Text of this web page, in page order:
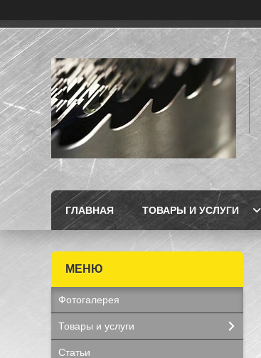
ГЛАВНАЯ ТОВАРЫ И УСЛУГИ
Фотогалерея
Товары и услуги
Статьи